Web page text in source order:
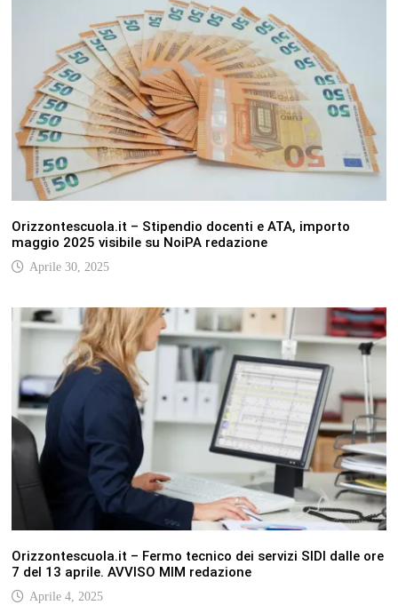
Orizzontescuola.it – Stipendio docenti e ATA, importo
maggio 2025 visibile su NoiPA redazione
Aprile 30, 2025
Orizzontescuola.it – Fermo tecnico dei servizi SIDI dalle ore
7 del 13 aprile. AVVISO MIM redazione
Aprile 4, 2025